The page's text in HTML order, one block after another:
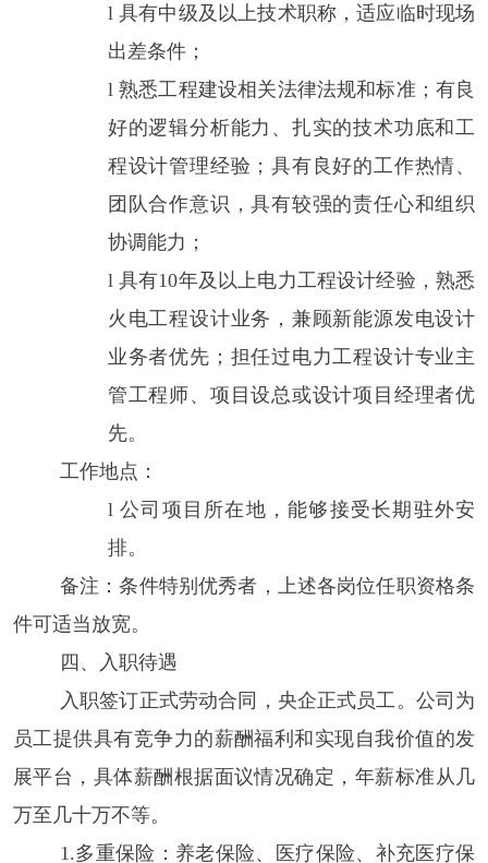
l具有中级及以上技术职称，适应临时现场
出差条件；
l熟悉工程建设相关法律法规和标准；有良
好的逻辑分析能力、扎实的技术功底和工
程设计管理经验；具有良好的工作热情、
团队合作意识，具有较强的责任心和组织
协调能力；
l具有10年及以上电力工程设计经验，熟悉
火电工程设计业务，兼顾新能源发电设计
业务者优先；担任过电力工程设计专业主
管工程师、项目设总或设计项目经理者优
先。
工作地点：
l公司项目所在地，能够接受长期驻外安
排。
备注：条件特别优秀者，上述各岗位任职资格条
件可适当放宽。
四、
入职待遇
入职签订正式劳动合同，央企正式员工。公司为
员工提供具有竞争力的薪酬福利和实现自我价值的发
展平台，具体薪酬根据面议情况确定，年薪标准从几
万至几十万不等。
1.多重保险：养老保险、医疗保险、补充医疗保